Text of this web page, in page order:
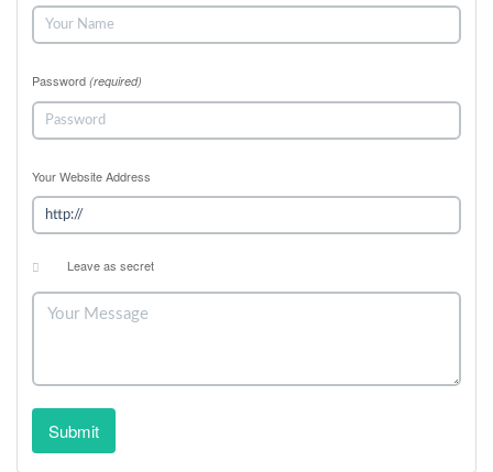
Password (required)
Your Website Address
Leave as secret
Submit